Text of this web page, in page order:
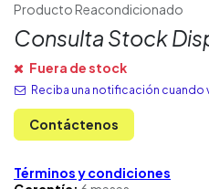
Producto Reacondicionado
Consulta Stock
Fuera de stock
Reciba una notificación cuando
Contáctenos
Términos y condiciones